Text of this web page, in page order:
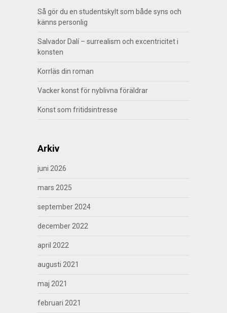
Så gör du en studentskylt som både syns och
känns personlig
Salvador Dalí – surrealism och excentricitet i
konsten
Korrläs din roman
Vacker konst för nyblivna föräldrar
Konst som fritidsintresse
Arkiv
juni 2026
mars 2025
september 2024
december 2022
april 2022
augusti 2021
maj 2021
februari 2021